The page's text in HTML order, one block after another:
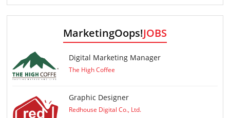
MarketingOops!JOBS
Digital Marketing Manager
The High Coffee
Graphic Designer
Redhouse Digital Co., Ltd.